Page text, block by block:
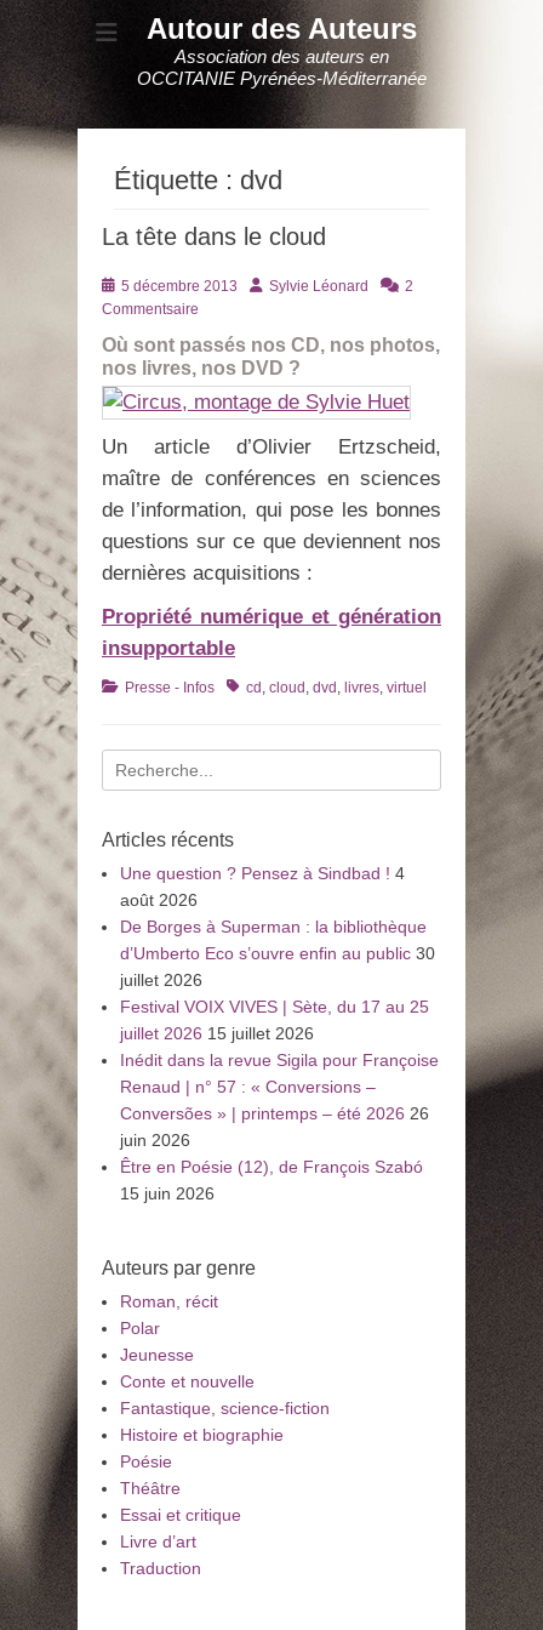
Autour des Auteurs
Association des auteurs en
OCCITANIE Pyrénées-Méditerranée
Étiquette : dvd
La tête dans le cloud
Posté
le
5 décembre 2013 AuteurSylvie Léonard
2
Commentsaire
Où sont passés nos CD, nos photos,
nos livres, nos DVD ?
Un article d’Olivier Ertzscheid,
maître de conférences en sciences
de l’information, qui pose les bonnes
questions sur ce que deviennent nos
dernières acquisitions :
Propriété numérique et génération
insupportable
Catégories
Presse - Infos Tags
cd , cloud , dvd , livres, virtuel
Recherche
pour
Articles récents
Une question ? Pensez à Sindbad ! 4
août 2026
De Borges à Superman : la bibliothèque
d’Umberto Eco s’ouvre enfin au public 30
juillet 2026
Festival VOIX VIVES | Sète, du 17 au 25
juillet 2026 15 juillet 2026
Inédit dans la revue Sigila pour Françoise
Renaud | n° 57 : « Conversions –
Conversões » | printemps – été 2026 26
juin 2026
Être en Poésie (12), de François Szabó
15 juin 2026
Auteurs par genre
Roman, récit
Polar
Jeunesse
Conte et nouvelle
Fantastique, science-fiction
Histoire et biographie
Poésie
Théâtre
Essai et critique
Livre d’art
Traduction